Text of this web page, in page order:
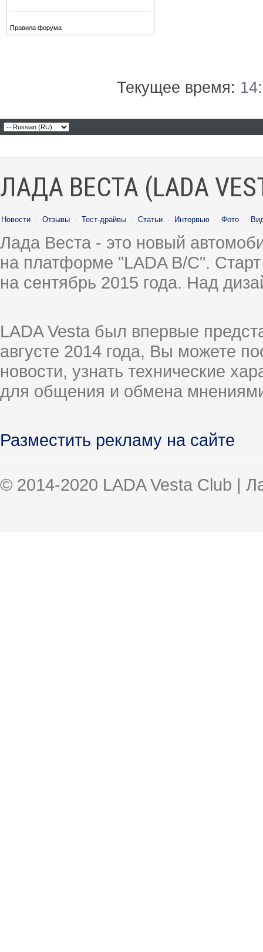
Правила форума
Текущее время:
ЛАДА ВЕСТА (LADA
Новости · Отзывы · Тест-драйвы · Статьи · Интервью · Фото ·
Лада Веста - это новый
на платформе "LADA B/C".
на сентябрь 2015 года. Над
LADA Vesta был впервые
августе 2014 года, Вы можете
новости, узнать технические
для общения и обмена
Разместить рекламу на сайте
© 2014-2020 LADA Vesta Club |